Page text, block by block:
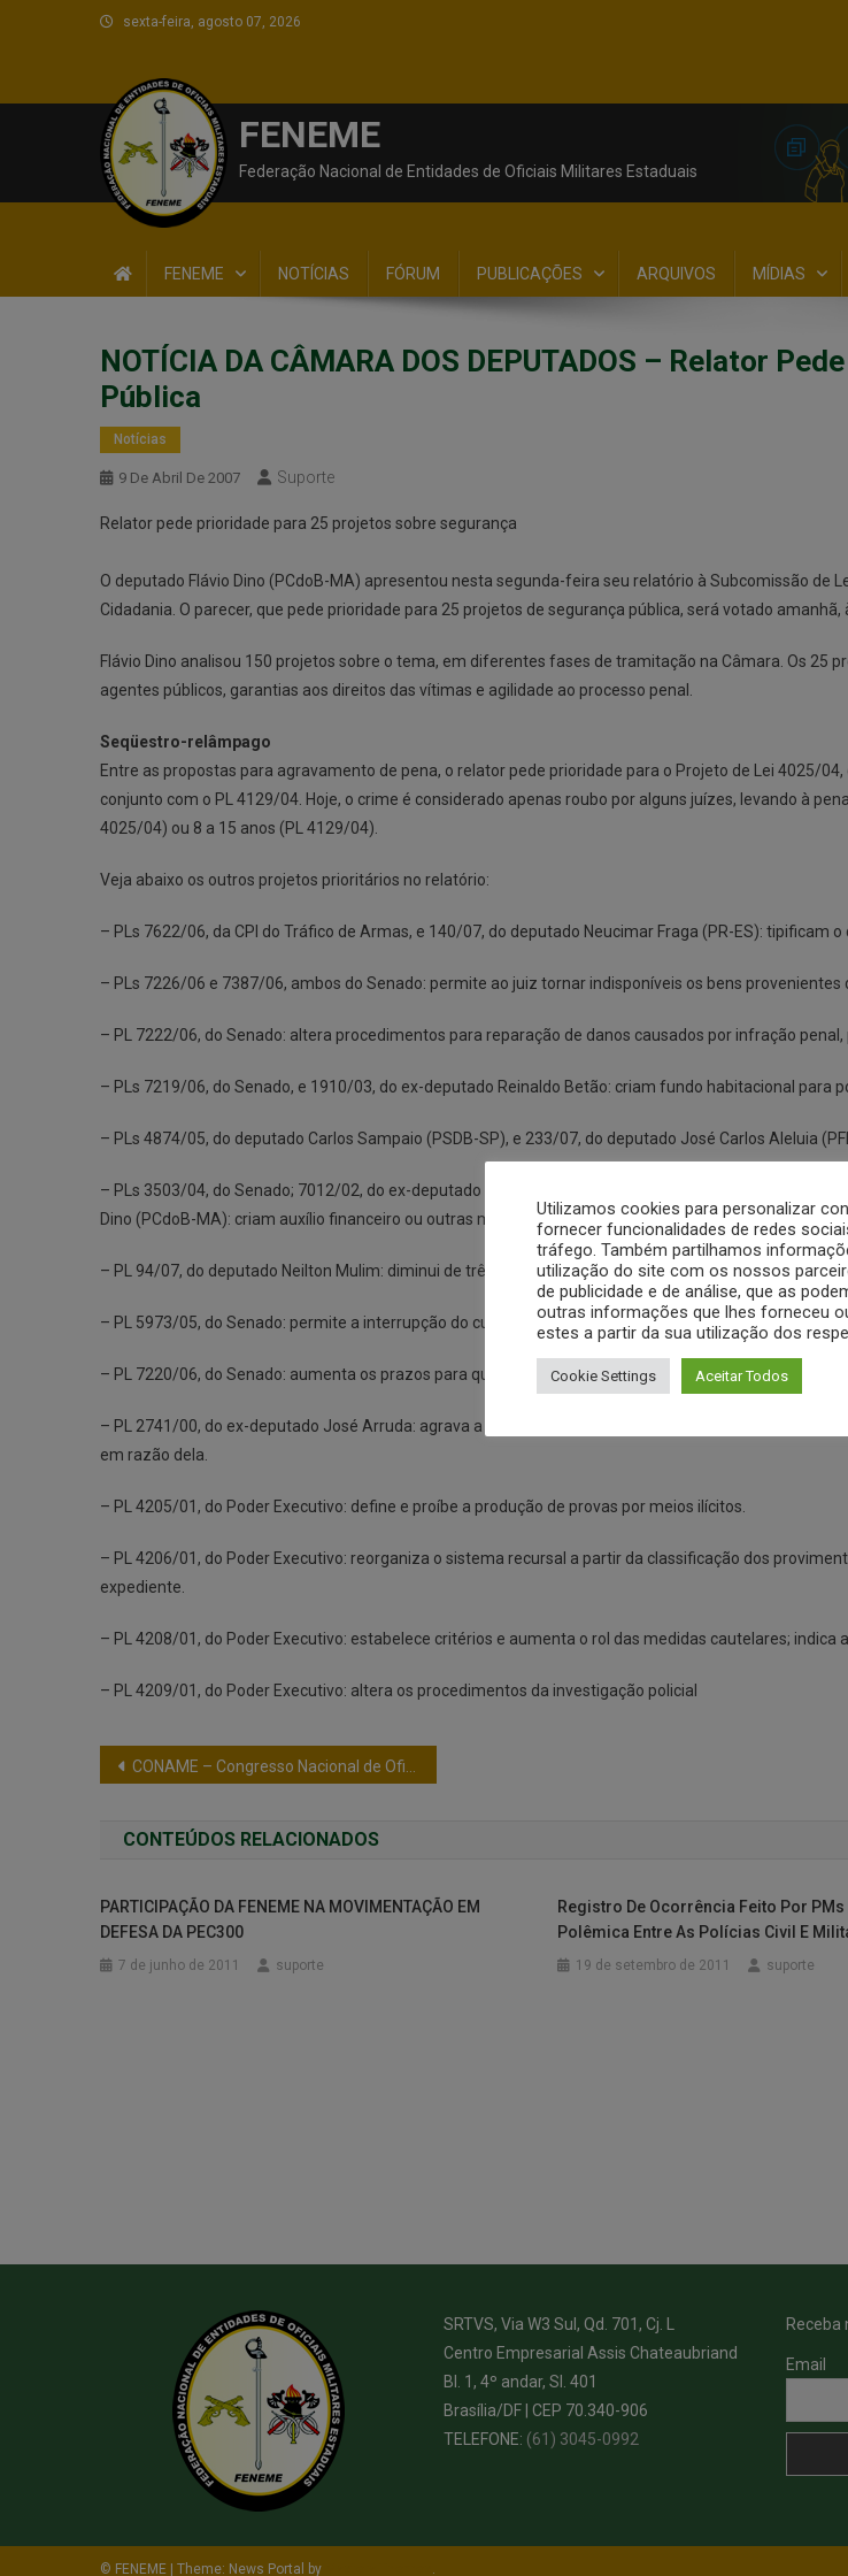
sexta-feira, agosto 07, 2026
FENEME
Federação Nacional de Entidades de Oficiais Militares Estaduais
FENEME NOTÍCIAS FÓRUM PUBLICAÇÕES ARQUIVOS MÍDIAS
NOTÍCIA DA CÂMARA DOS DEPUTADOS – Relator
Pública
Notícias
9 De Abril De 2007 Suporte
Relator pede prioridade para 25 projetos sobre segurança
O deputado Flávio Dino (PCdoB-MA) apresentou nesta segunda-feira seu relatório à Subcomissão de
Cidadania. O parecer, que pede prioridade para 25 projetos de segurança pública, será votado amanhã,
Flávio Dino analisou 150 projetos sobre o tema, em diferentes fases de tramitação na Câmara. Os
agentes públicos, garantias aos direitos das vítimas e agilidade ao processo penal.
Seqüestro-relâmpago
Entre as propostas para agravamento de pena, o relator pede prioridade para o Projeto de Lei 4025/
conjunto com o PL 4129/04. Hoje, o crime é considerado apenas roubo por alguns juízes, levando à
4025/04) ou 8 a 15 anos (PL 4129/04).
Veja abaixo os outros projetos prioritários no relatório:
– PLs 7622/06, da CPI do Tráfico de Armas, e 140/07, do deputado Neucimar Fraga (PR-ES): tipificam
– PLs 7226/06 e 7387/06, ambos do Senado: permite ao juiz tornar indisponíveis os bens provenientes
– PL 7222/06, do Senado: altera procedimentos para reparação de danos causados por infração
– PLs 7219/06, do Senado, e 1910/03, do ex-deputado Reinaldo Betão: criam fundo habitacional para
– PLs 4874/05, do deputado Carlos Sampaio (PSDB-SP), e 233/07, do deputado José Carlos Aleluia
– PLs 3503/04, do Senado; 7012/02, do ex-deputado Orlando Fantazzini; 2143/03, do ex-deputado
Dino (PCdoB-MA): criam auxílio financeiro ou outras medidas de auxílio a vítimas da violência.
– PL 94/07, do deputado Neilton Mulim: diminui de três para dois o número mínimo de pessoas para
– PL 5973/05, do Senado: permite a interrupção do curso da prescrição da pena pela publicação da
– PL 7220/06, do Senado: aumenta os prazos para que um crime seja considerado prescrito.
– PL 2741/00, do ex-deputado José Arruda: agrava a pena para autores de crimes contra policial civil
em razão dela.
– PL 4205/01, do Poder Executivo: define e proíbe a produção de provas por meios ilícitos.
– PL 4206/01, do Poder Executivo: reorganiza o sistema recursal a partir da classificação dos
expediente.
– PL 4208/01, do Poder Executivo: estabelece critérios e aumenta o rol das medidas cautelares; indica
– PL 4209/01, do Poder Executivo: altera os procedimentos da investigação policial
CONAME – Congresso Nacional de Oficiais Militares será realizado em Novembro de 2007 na Serra Gaúcha
CONTEÚDOS RELACIONADOS
PARTICIPAÇÃO DA FENEME NA MOVIMENTAÇÃO EM
DEFESA DA PEC300
7 de junho de 2011 suporte
Registro De Ocorrência Feito Por
Polêmica Entre As Polícias Civil E
19 de setembro de 2011 suporte
SRTVS, Via W3 Sul, Qd. 701, Cj. L
Centro Empresarial Assis Chateaubriand
Bl. 1, 4º andar, Sl. 401
Brasília/DF | CEP 70.340-906
TELEFONE: (61) 3045-0992
Receba
Email
© FENEME Theme: News Portal by .
Utilizamos cookies para personalizar
fornecer funcionalidades de redes
tráfego. Também partilhamos
utilização do site com os nossos
de publicidade e de análise, que as
outras informações que lhes forneceu
estes a partir da sua utilização dos
Cookie Settings Aceitar Todos